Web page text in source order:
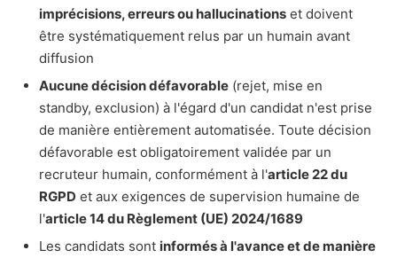
imprécisions, erreurs ou hallucinations et doivent
être systématiquement relus par un humain avant
diffusion
Aucune décision défavorable (rejet, mise en
standby, exclusion) à l'égard d'un candidat n'est prise
de manière entièrement automatisée. Toute décision
défavorable est obligatoirement validée par un
recruteur humain, conformément à l'article 22 du
RGPD et aux exigences de supervision humaine de
l'article 14 du Règlement (UE) 2024/1689
Les candidats sont informés à l'avance et de manière